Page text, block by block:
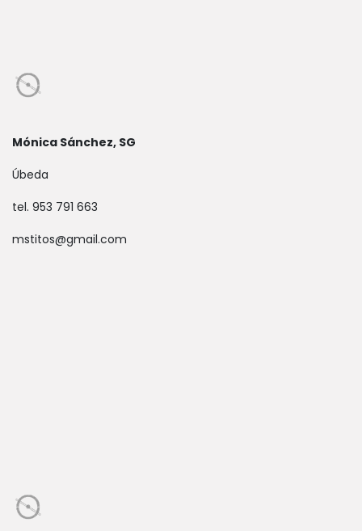
Mónica Sánchez, SG
Úbeda
tel. 953 791 663
mstitos@gmail.com